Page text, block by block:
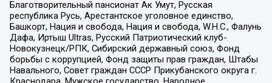
Благотворительный пансионат Ак Умут, Русская
республика Русь, Арестантское уголовное единство,
Башкорт, Нация и свобода, Нация и свобода, W.H.С., Фалунь
Дафа, Иртыш Ultras, Русский Патриотический клуб-
Новокузнецк/РПК, Сибирский державный союз, Фонд
борьбы с коррупцией, Фонд защиты прав граждан, Штабы
Навального, Совет граждан СССР Прикубанского округа г.